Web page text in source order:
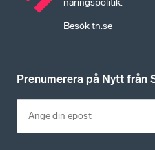
näringspolitik.
Besök tn.se
Prenumerera på Nytt från